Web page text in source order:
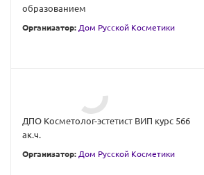
образованием
Организатор: Дом Русской Косметики
ДПО Косметолог-эстетист ВИП курс 566
ак.ч.
Организатор: Дом Русской Косметики